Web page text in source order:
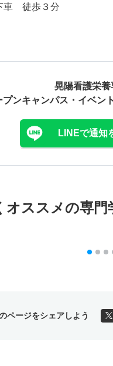
車 徒歩３分
晃陽看護栄
プンキャンパス・ イベン
LINEで通知
オススメの専門
ページをシェアしよう